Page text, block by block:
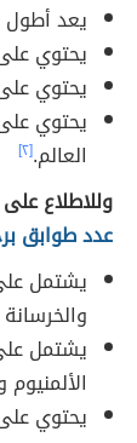
يعد أطول
يحتوي
يحتوي
يحتوي
العالم.[٢]
وللاطلاع
عدد طوابق
يشتمل
والخرسانة
يشتمل
الألمنيوم
يحتوي